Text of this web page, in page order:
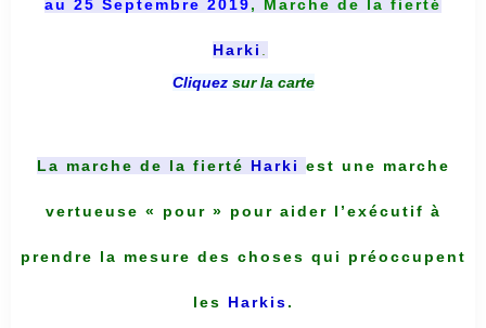
au 25 Septembre 2019, Marche de la fierté
Harki
Cliquez sur la carte
La marche de la fierté Harki est une marche
vertueuse « pour » pour aider l’exécutif à
prendre la mesure des choses qui préoccupent
les Harkis.